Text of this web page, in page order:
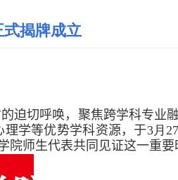
揭牌成立
迫切呼唤，聚焦跨学科专业
理学等优势学科资源， 于3月27
院师生代表共同见证这一重要